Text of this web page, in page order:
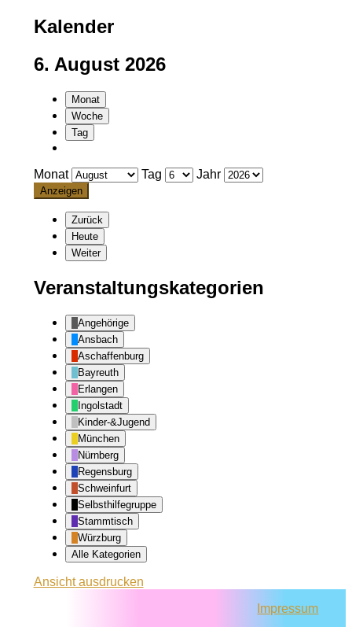
Kalender
6. August 2026
Monat
Woche
Tag
Monat Tag Jahr
Zurück
Heute
Weiter
Veranstaltungskategorien
Angehörige
Ansbach
Aschaffenburg
Bayreuth
Erlangen
Ingolstadt
Kinder-&Jugend
München
Nürnberg
Regensburg
Schweinfurt
Selbsthilfegruppe
Stammtisch
Würzburg
Alle Kategorien
Ansichtausdrucken
Impressum